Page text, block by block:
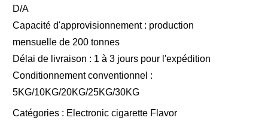
D/A
Capacité d'approvisionnement : production
mensuelle de 200 tonnes
Délai de livraison : 1 à 3 jours pour l'expédition
Conditionnement conventionnel :
5KG/10KG/20KG/25KG/30KG
Catégories : Electronic cigarette Flavor